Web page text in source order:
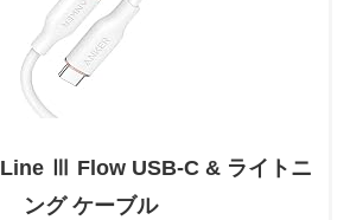
Ⅲ Flow USB-C & ライトニ
ング ケーブル